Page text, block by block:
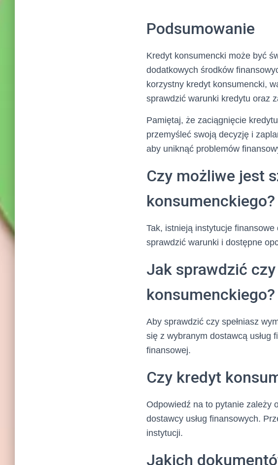
Podsumowanie
Kredyt konsumencki może być
dodatkowych środków
korzystny kredyt konsumencki,
sprawdzić warunki kredytu oraz
Pamiętaj, że zaciągnięcie
przemyśleć swoją decyzję i
aby uniknąć problemów
Czy możliwe jest
konsumenckiego?
Tak, istnieją instytucje
sprawdzić warunki i dostępne
Jak sprawdzić
konsumenckiego?
Aby sprawdzić czy spełniasz
się z wybranym dostawcą usług
finansowej.
Czy kredyt
Odpowiedź na to pytanie zależy
dostawcy usług finansowych.
instytucji.
Jakich